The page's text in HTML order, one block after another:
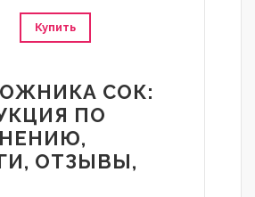
Купить
СОК:
ПО
ОТЗЫВЫ,